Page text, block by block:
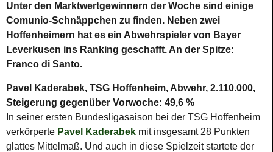
Unter den Marktwertgewinnern der Woche sind einige
Comunio-Schnäppchen zu finden. Neben zwei
Hoffenheimern hat es ein Abwehrspieler von Bayer
Leverkusen ins Ranking geschafft. An der Spitze:
Franco di Santo.
Pavel Kaderabek, TSG Hoffenheim, Abwehr, 2.110.000,
Steigerung gegenüber Vorwoche: 49,6 %
In seiner ersten Bundesligasaison bei der TSG Hoffenheim
verkörperte Pavel Kaderabek mit insgesamt 28 Punkten
glattes Mittelmaß. Und auch in diese Spielzeit startete der